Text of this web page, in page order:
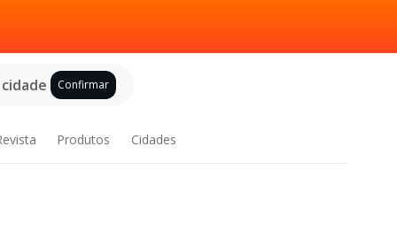
Confirmar
Produtos Cidades